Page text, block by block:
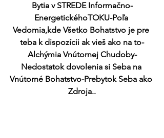
Bytia v STREDE Informačno-
EnergetickéhoTOKU-Poľa
Vedomia,kde Všetko Bohatstvo je pre
teba k dispozícii ak vieš ako na to-
Alchýmia Vnútornej Chudoby-
Nedostatok dovolenia si Seba na
Vnútorné Bohatstvo-Prebytok Seba ako
Zdroja..